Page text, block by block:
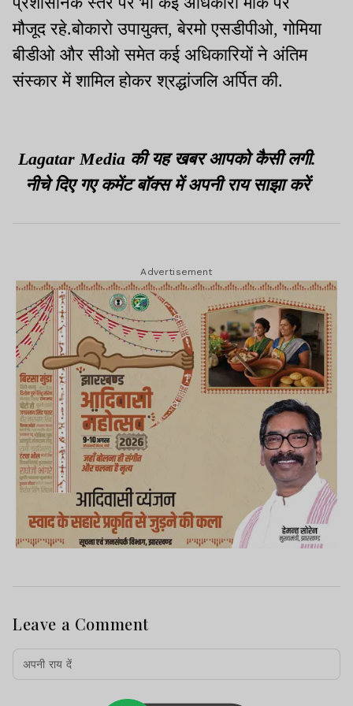
मौजूद रहे.बोकारो उपायुक्त, बेरमो एसडीपीओ, गोमिया
बीडीओ और सीओ समेत कई अधिकारियों ने अंतिम
संस्कार में शामिल होकर श्रद्धांजलि अर्पित की.
Lagatar Media की यह खबर आपको कैसी लगी.
नीचे दिए गए कमेंट बॉक्स में अपनी राय साझा करें
Advertisement
Leave a Comment